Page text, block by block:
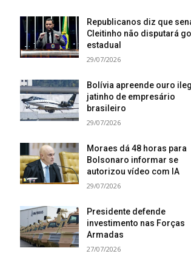
Republicanos diz que
Cleitinho não disputará
estadual
29/07/2026
Bolívia apreende ouro
jatinho de empresário
brasileiro
29/07/2026
Moraes dá 48 horas para
Bolsonaro informar se
autorizou vídeo com IA
29/07/2026
Presidente defende
investimento nas Forças
Armadas
27/07/2026